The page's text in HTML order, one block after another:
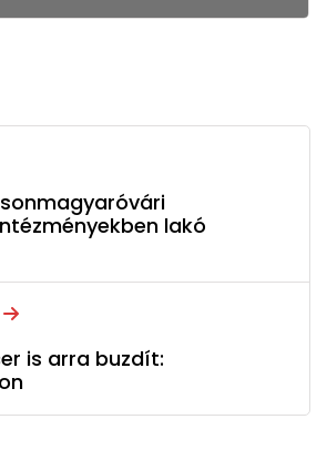
lakó
is arra buzdít: